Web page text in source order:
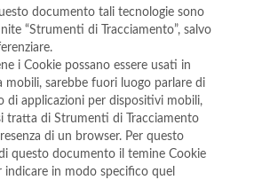
documento tali tecnologie sono
“Strumenti di Tracciamento”, salvo
i Cookie possano essere usati in
mobili, sarebbe fuori luogo parlare di
di applicazioni per dispositivi mobili,
tratta di Strumenti di Tracciamento
di un browser. Per questo
questo documento il temine Cookie
indicare in modo specifico quel